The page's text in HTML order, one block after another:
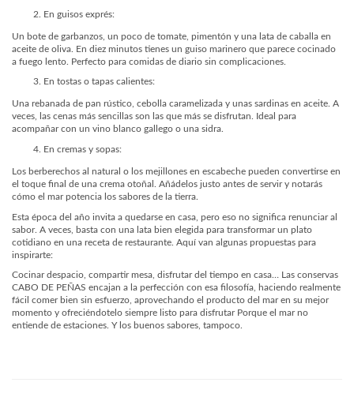
En guisos exprés:
Un bote de garbanzos, un poco de tomate, pimentón y una lata de caballa en
aceite de oliva. En diez minutos tienes un guiso marinero que parece cocinado
a fuego lento. Perfecto para comidas de diario sin complicaciones.
En tostas o tapas calientes:
Una rebanada de pan rústico, cebolla caramelizada y unas sardinas en aceite. A
veces, las cenas más sencillas son las que más se disfrutan. Ideal para
acompañar con un vino blanco gallego o una sidra.
En cremas y sopas:
Los berberechos al natural o los mejillones en escabeche pueden convertirse en
el toque final de una crema otoñal. Añádelos justo antes de servir y notarás
cómo el mar potencia los sabores de la tierra.
Esta época del año invita a quedarse en casa, pero eso no significa renunciar al
sabor. A veces, basta con una lata bien elegida para transformar un plato
cotidiano en una receta de restaurante. Aquí van algunas propuestas para
inspirarte:
Cocinar despacio, compartir mesa, disfrutar del tiempo en casa… Las conservas
CABO DE PEÑAS encajan a la perfección con esa filosofía, haciendo realmente
fácil comer bien sin esfuerzo, aprovechando el producto del mar en su mejor
momento y ofreciéndotelo siempre listo para disfrutar Porque el mar no
entiende de estaciones. Y los buenos sabores, tampoco.